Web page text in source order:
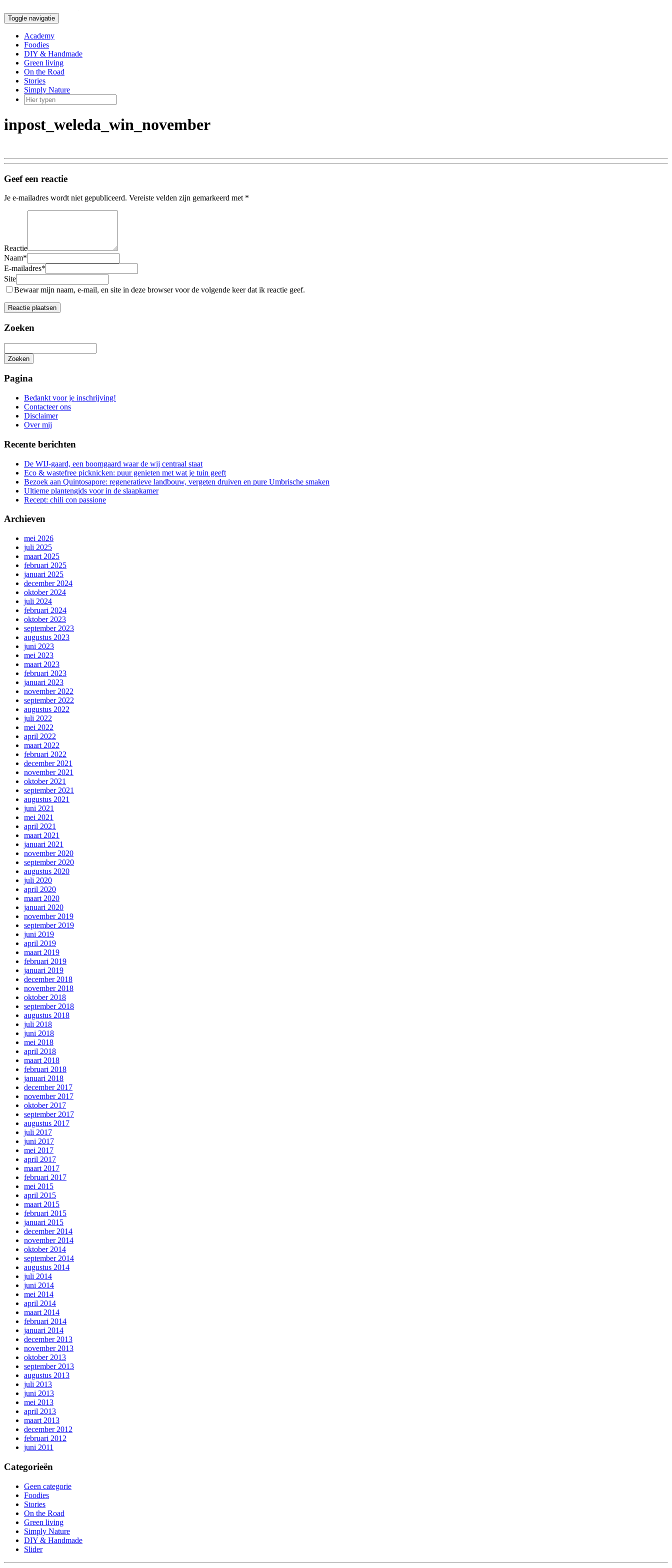
naar
inhoud
Toggle navigatie
Academy
Foodies
DIY & Handmade
Green living
On the Road
Stories
Simply Nature
inpost_weleda_win_november
Geef een reactie
Je e-mailadres wordt niet gepubliceerd. Vereiste velden zijn gemarkeerd met *
Reactie
Naam*
E-mailadres*
Site
Bewaar mijn naam, e-mail, en site in deze browser voor de volgende keer dat ik reactie geef.
Zoeken
Zoeken
zoeken
Pagina
Bedankt voor je inschrijving!
Contacteer ons
Disclaimer
Over mij
Recente berichten
De WIJ-gaard, een boomgaard waar de wij centraal staat
Eco & wastefree picknicken: puur genieten met wat je tuin geeft
Bezoek aan Quintosapore: regeneratieve landbouw, vergeten druiven en pure Umbrische smaken
Ultieme plantengids voor in de slaapkamer
Recept: chili con passione
Archieven
mei 2026
juli 2025
maart 2025
februari 2025
januari 2025
december 2024
oktober 2024
juli 2024
februari 2024
oktober 2023
september 2023
augustus 2023
juni 2023
mei 2023
maart 2023
februari 2023
januari 2023
november 2022
september 2022
augustus 2022
juli 2022
mei 2022
april 2022
maart 2022
februari 2022
december 2021
november 2021
oktober 2021
september 2021
augustus 2021
juni 2021
mei 2021
april 2021
maart 2021
januari 2021
november 2020
september 2020
augustus 2020
juli 2020
april 2020
maart 2020
januari 2020
november 2019
september 2019
juni 2019
april 2019
maart 2019
februari 2019
januari 2019
december 2018
november 2018
oktober 2018
september 2018
augustus 2018
juli 2018
juni 2018
mei 2018
april 2018
maart 2018
februari 2018
januari 2018
december 2017
november 2017
oktober 2017
september 2017
augustus 2017
juli 2017
juni 2017
mei 2017
april 2017
maart 2017
februari 2017
mei 2015
april 2015
maart 2015
februari 2015
januari 2015
december 2014
november 2014
oktober 2014
september 2014
augustus 2014
juli 2014
juni 2014
mei 2014
april 2014
maart 2014
februari 2014
januari 2014
december 2013
november 2013
oktober 2013
september 2013
augustus 2013
juli 2013
juni 2013
mei 2013
april 2013
maart 2013
december 2012
februari 2012
juni 2011
Categorieën
Geen categorie
Foodies
Stories
On the Road
Green living
Simply Nature
DIY & Handmade
Slider